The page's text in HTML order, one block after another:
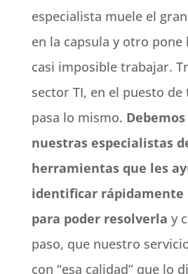
especialista muele el
en la capsula y otro pone
casi imposible trabajar.
sector TI, en el puesto
pasa lo mismo.
nuestras especialistas
herramientas que les
identificar rápidamente
para poder resolverla y
paso, que nuestro
con “esa calidad” que lo